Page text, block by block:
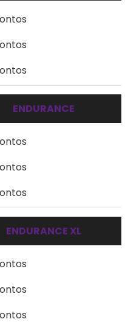
ENDURANCE
ENDURANCE XL